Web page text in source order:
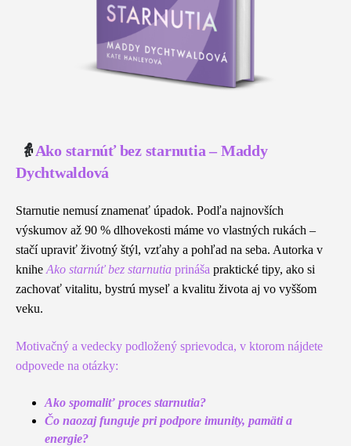
👵Ako starnúť bez starnutia – Maddy
Dychtwaldová
Starnutie nemusí znamenať úpadok. Podľa najnovších
výskumov až 90 % dlhovekosti máme vo vlastných rukách –
stačí upraviť životný štýl, vzťahy a pohľad na seba. Autorka v
knihe Ako starnúť bez starnutia prináša praktické tipy, ako si
zachovať vitalitu, bystrú myseľ a kvalitu života aj vo vyššom
veku.
Motivačný a vedecky podložený sprievodca, v ktorom nájdete
odpovede na otázky:
Ako spomaliť proces starnutia?
Čo naozaj funguje pri podpore imunity, pamäti a
energie?